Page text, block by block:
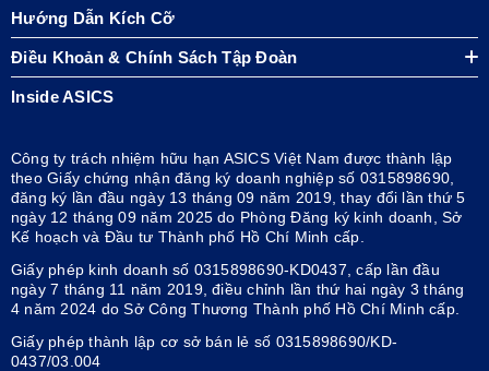
Hướng Dẫn Kích Cỡ
Điều Khoản & Chính Sách Tập Đoàn
Inside ASICS
Công ty trách nhiệm hữu hạn ASICS Việt Nam được thành lập
theo Giấy chứng nhận đăng ký doanh nghiệp số 0315898690,
đăng ký lần đầu ngày 13 tháng 09 năm 2019, thay đổi lần thứ 5
ngày 12 tháng 09 năm 2025 do Phòng Đăng ký kinh doanh, Sở
Kế hoạch và Đầu tư Thành phố Hồ Chí Minh cấp.
Giấy phép kinh doanh số 0315898690-KD0437, cấp lần đầu
ngày 7 tháng 11 năm 2019, điều chỉnh lần thứ hai ngày 3 tháng
4 năm 2024 do Sở Công Thương Thành phố Hồ Chí Minh cấp.
Giấy phép thành lập cơ sở bán lẻ số 0315898690/KD-
0437/03.004